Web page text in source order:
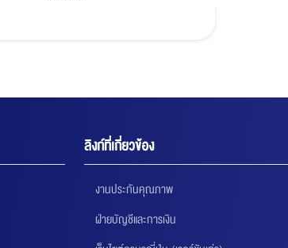
ลิงก์ที่เกี่ยวข้อง
งานประกันคุณภาพ
ฝ่ายบัญชีและการเงิน